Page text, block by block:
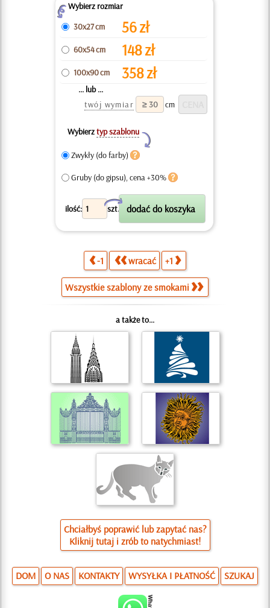
ZWybierz rozmiar
30x27 cm
56zł
60x54 cm 148zł
100x90 cm 358zł
... lub ...
twój wymiar
cm
Wybierztyp szablonu
Y
Zwykły (do farby)
Gruby (do gipsu), cena +30%
ilość: szt.
X
-1 wracać +1
Wszystkie szablony ze smokami
a także to...
Chciałbyś poprawić lub zapytać nas?
Kliknij tutaj i zrób to natychmiast!
DOM O NAS KONTAKTY WYSYŁKA I PŁATNOŚĆ SZUKAJ